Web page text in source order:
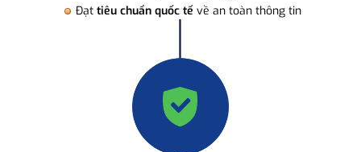
Đạt tiêu chuẩn quốc tế về an toàn thông tin